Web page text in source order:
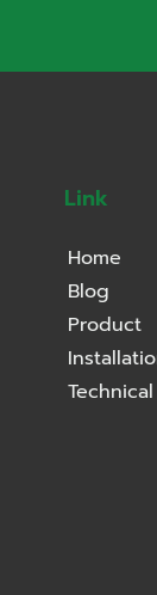
Link
Home
Blog
Product